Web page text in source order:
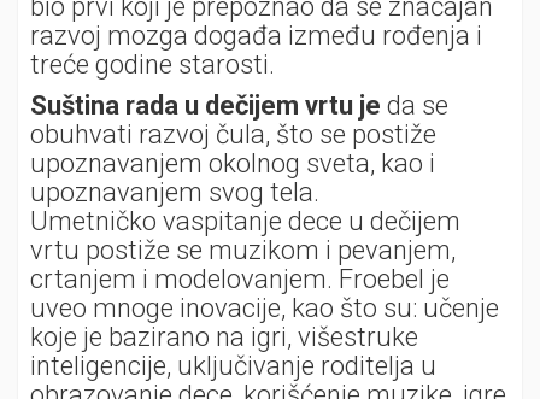
bio prvi koji je prepoznao da se značajan
razvoj mozga događa između rođenja i
treće godine starosti.
Suština rada u dečijem vrtu je da se
obuhvati razvoj čula, što se postiže
upoznavanjem okolnog sveta, kao i
upoznavanjem svog tela.
Umetničko vaspitanje dece u dečijem
vrtu postiže se muzikom i pevanjem,
crtanjem i modelovanjem. Froebel je
uveo mnoge inovacije, kao što su: učenje
koje je bazirano na igri, višestruke
inteligencije, uključivanje roditelja u